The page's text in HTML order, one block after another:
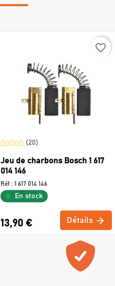
favorite_border
(20)
Jeu de charbons Bosch 1 617
014 146
Réf : 1 617 014 146
En stock
13,90 € Détails